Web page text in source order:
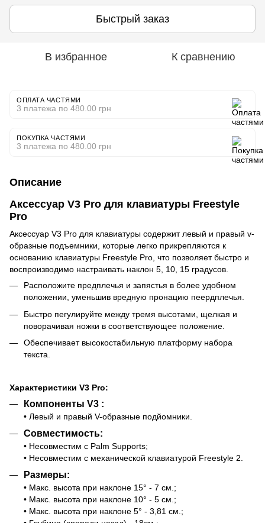
Быстрый заказ
В избранное К сравнению
ОПЛАТА ЧАСТЯМИ
3 платежа по 480.00 грн
ПОКУПКА ЧАСТЯМИ
3 платежа по 480.00 грн
Описание
Аксессуар V3 Pro для клавиатуры Freestyle
Pro
Аксессуар V3 Pro для клавиатуры содержит левый и правый v-
образные подъемники, которые легко прикрепляются к
основанию клавиатуры Freestyle Pro, что позволяет быстро и
воспроизводимо настраивать наклон 5, 10, 15 градусов.
Расположите предплечья и запястья в более удобном
положении, уменьшив вредную пронацию пеердплечья.
Быстро пегулируйте между тремя высотами, щелкая и
поворачивая ножки в соответствующее положение.
Обеспечивает высокостабильную платформу набора
текста.
Характеристики V3 Pro:
Компоненты V3 :
• Левый и правый V-образные подйомники.
Совместимость:
• Несовместим с Palm Supports;
• Несовместим с механической клавиатурой Freestyle 2.
Размеры:
• Макс. высота при наклоне 15° - 7 см.;
• Макс. высота при наклоне 10° - 5 см.;
• Макс. высота при наклоне 5° - 3,81 см.;